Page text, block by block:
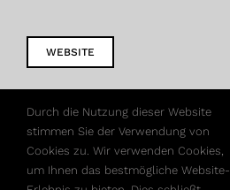
WEBSITE
Durch die Nutzung dieser Website
stimmen Sie der Verwendung von
Cookies zu. Wir verwenden Cookies,
um Ihnen das bestmögliche Website-